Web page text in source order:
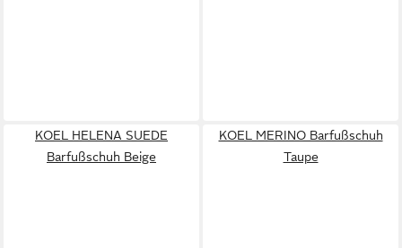
KOEL HELENA SUEDE
Barfußschuh Beige
KOEL MERINO Barfußschuh
Taupe